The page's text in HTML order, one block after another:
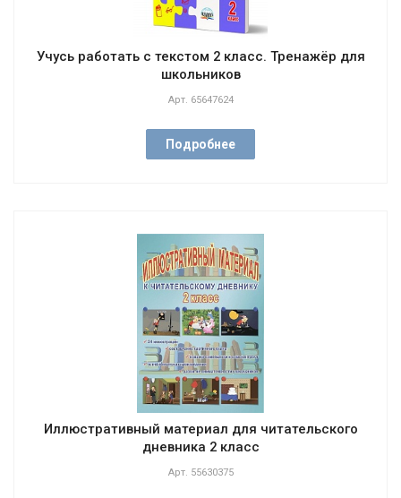
Учусь работать с текстом 2 класс. Тренажёр для
школьников
Арт. 65647624
Подробнее
Иллюстративный материал для читательского
дневника 2 класс
Арт. 55630375